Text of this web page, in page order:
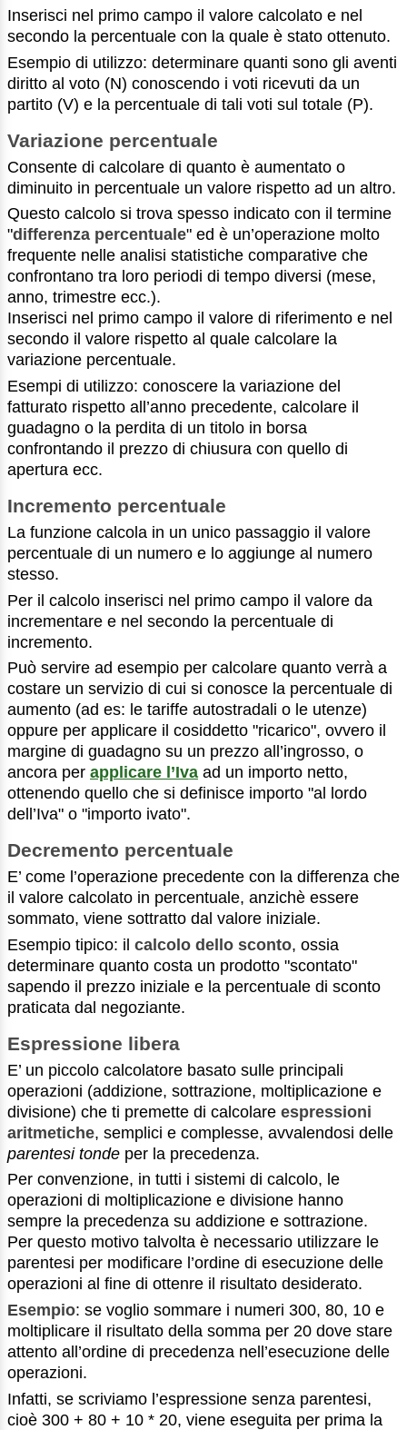
Inserisci nel primo campo il valore calcolato e nel
secondo la percentuale con la quale è stato ottenuto.
Esempio di utilizzo: determinare quanti sono gli aventi
diritto al voto (N) conoscendo i voti ricevuti da un
partito (V) e la percentuale di tali voti sul totale (P).
Variazione percentuale
Consente di calcolare di quanto è aumentato o
diminuito in percentuale un valore rispetto ad un altro.
Questo calcolo si trova spesso indicato con il termine
"differenza percentuale" ed è un’operazione molto
frequente nelle analisi statistiche comparative che
confrontano tra loro periodi di tempo diversi (mese,
anno, trimestre ecc.).
Inserisci nel primo campo il valore di riferimento e nel
secondo il valore rispetto al quale calcolare la
variazione percentuale.
Esempi di utilizzo: conoscere la variazione del
fatturato rispetto all’anno precedente, calcolare il
guadagno o la perdita di un titolo in borsa
confrontando il prezzo di chiusura con quello di
apertura ecc.
Incremento percentuale
La funzione calcola in un unico passaggio il valore
percentuale di un numero e lo aggiunge al numero
stesso.
Per il calcolo inserisci nel primo campo il valore da
incrementare e nel secondo la percentuale di
incremento.
Può servire ad esempio per calcolare quanto verrà a
costare un servizio di cui si conosce la percentuale di
aumento (ad es: le tariffe autostradali o le utenze)
oppure per applicare il cosiddetto "ricarico", ovvero il
margine di guadagno su un prezzo all’ingrosso, o
ancora per applicare l’Iva ad un importo netto,
ottenendo quello che si definisce importo "al lordo
dell’Iva" o "importo ivato".
Decremento percentuale
E’ come l’operazione precedente con la differenza che
il valore calcolato in percentuale, anzichè essere
sommato, viene sottratto dal valore iniziale.
Esempio tipico: il calcolo dello sconto, ossia
determinare quanto costa un prodotto "scontato"
sapendo il prezzo iniziale e la percentuale di sconto
praticata dal negoziante.
Espressione libera
E’ un piccolo calcolatore basato sulle principali
operazioni (addizione, sottrazione, moltiplicazione e
divisione) che ti premette di calcolare espressioni
aritmetiche, semplici e complesse, avvalendosi delle
parentesi tonde per la precedenza.
Per convenzione, in tutti i sistemi di calcolo, le
operazioni di moltiplicazione e divisione hanno
sempre la precedenza su addizione e sottrazione.
Per questo motivo talvolta è necessario utilizzare le
parentesi per modificare l’ordine di esecuzione delle
operazioni al fine di ottenre il risultato desiderato.
Esempio: se voglio sommare i numeri 300, 80, 10 e
moltiplicare il risultato della somma per 20 dove stare
attento all’ordine di precedenza nell’esecuzione delle
operazioni.
Infatti, se scriviamo l’espressione senza parentesi,
cioè 300 + 80 + 10 * 20, viene eseguita per prima la